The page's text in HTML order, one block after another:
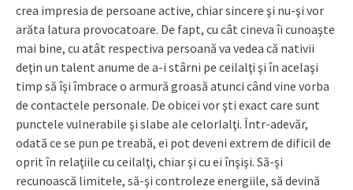
crea impresia de persoane active, chiar sincere şi nu-şi vor
arăta latura provocatoare. De fapt, cu cât cineva îi cunoaşte
mai bine, cu atât respectiva persoană va vedea că nativii
deţin un talent anume de a-i stârni pe ceilalţi şi în acelaşi
timp să îşi îmbrace o armură groasă atunci când vine vorba
de contactele personale. De obicei vor şti exact care sunt
punctele vulnerabile şi slabe ale celorlalţi. Într-adevăr,
odată ce se pun pe treabă, ei pot deveni extrem de dificil de
oprit în relaţiile cu ceilalţi, chiar şi cu ei înşişi. Să-şi
recunoască limitele, să-şi controleze energiile, să devină